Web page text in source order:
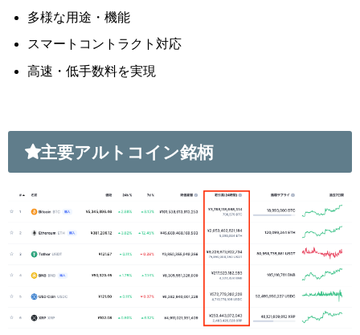
多様な用途・機能
スマートコントラクト対応
高速・低手数料を実現
主要アルトコイン銘柄